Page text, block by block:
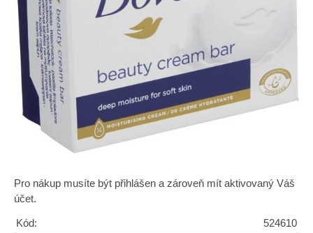
Pro nákup musíte být přihlášen a zároveň mít aktivovaný Váš
účet.
Kód:
524610